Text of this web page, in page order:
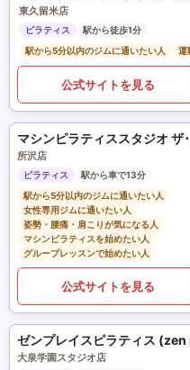
東久留米店
ピラティス
駅から徒歩1分
駅から5分以内のジムに通いたい人
運
公式サイトを見る
所沢店
ピラティス
駅から車で13分
駅から5分以内のジムに通いたい人
女性専用ジムに通いたい人
姿勢・腰痛・肩こりが気になる人
マシンピラティスを始めたい人
グループレッスンで始めたい人
公式サイトを見る
ゼンプレイスピラティス
大泉学園スタジオ店